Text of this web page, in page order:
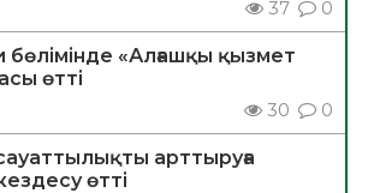
37 0
бөлімінде «Алғашқы қызмет
өтті
30 0
арттыруға
өтті